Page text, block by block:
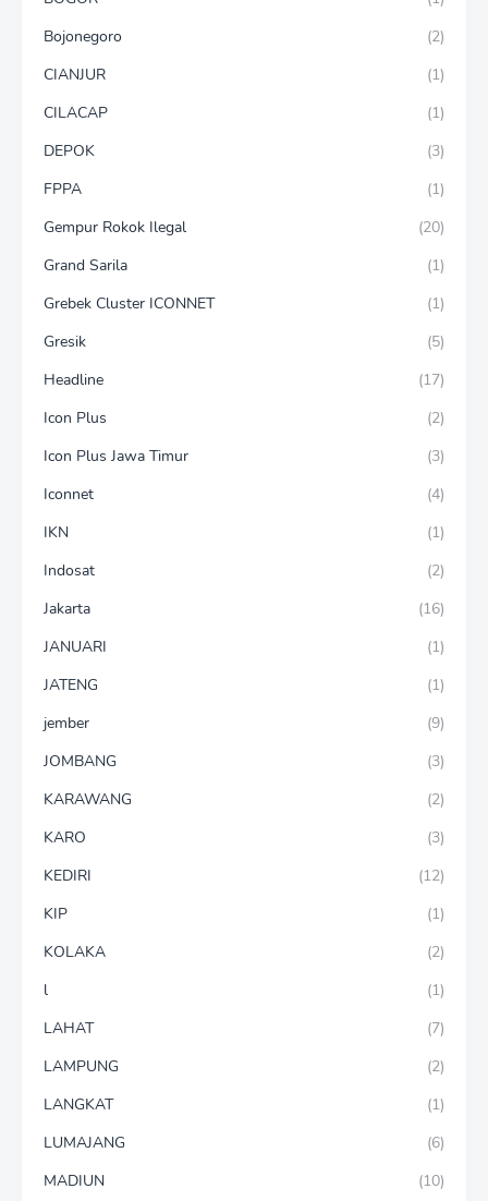
Bojonegoro
(2)
CIANJUR
(1)
CILACAP
(1)
DEPOK
(3)
FPPA
(1)
Gempur Rokok Ilegal
(20)
Grand Sarila
(1)
Grebek Cluster ICONNET
(1)
Gresik
(5)
Headline
(17)
Icon Plus
(2)
Icon Plus Jawa Timur
(3)
Iconnet
(4)
IKN
(1)
Indosat
(2)
Jakarta
(16)
JANUARI
(1)
JATENG
(1)
jember
(9)
JOMBANG
(3)
KARAWANG
(2)
KARO
(3)
KEDIRI
(12)
KIP
(1)
KOLAKA
(2)
l
(1)
LAHAT
(7)
LAMPUNG
(2)
LANGKAT
(1)
LUMAJANG
(6)
MADIUN
(10)